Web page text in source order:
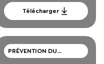
Télécharger
PRÉVENTION DU
VIH/SIDA, IST, HÉPATITE